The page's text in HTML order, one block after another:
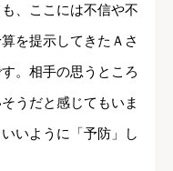
、ここには不信や不
を提示してきたＡさ
。相手の思うところ
うだと感じてもいま
いように「予防」し